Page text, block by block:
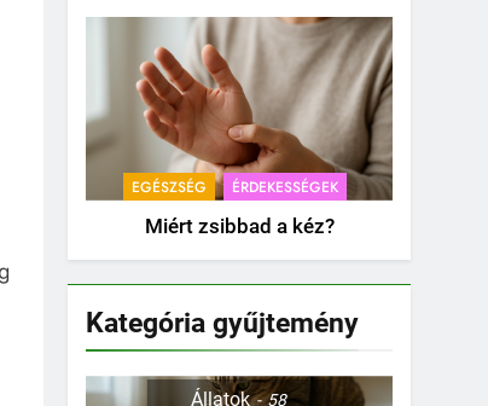
EGÉSZSÉG ÉRDEKESSÉGEK
Miért zsibbad a kéz?
Kategória gyűjtemény
Állatok 58